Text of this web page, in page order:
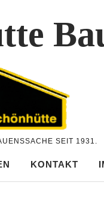
SEIT 1931.
KONTAKT